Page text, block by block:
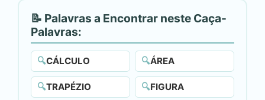
📝 Palavras a Encontrar neste Caça-
Palavras:
🔍CÁLCULO 🔍ÁREA
🔍TRAPÉZIO 🔍FIGURA